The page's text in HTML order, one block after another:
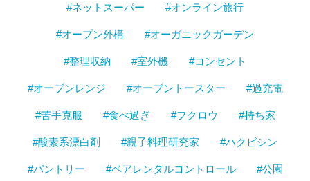
#ネットスーパー #オンライン旅行
#オープン外構 #オーガニックガーデン
#整理収納 #室外機 #コンセント
#オーブンレンジ #オーブントースター #過充電
#苦手克服 #食べ過ぎ #フクロウ #持ち家
#酸素系漂白剤 #親子料理研究家 #ハクビシン
#パントリー #ペアレンタルコントロール #公園